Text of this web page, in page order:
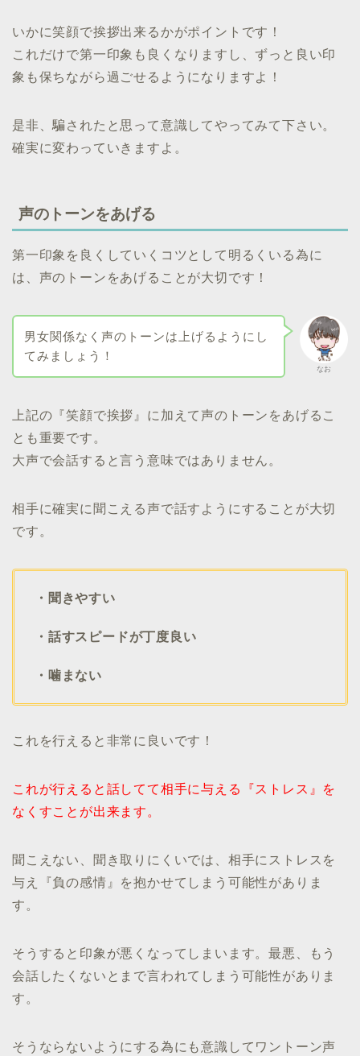
いかに笑顔で挨拶出来るかがポイントです！
これだけで第一印象も良くなりますし、ずっと良い印
象も保ちながら過ごせるようになりますよ！
是非、騙されたと思って意識してやってみて下さい。
確実に変わっていきますよ。
声のトーンをあげる
第一印象を良くしていくコツとして明るくいる為に
は、声のトーンをあげることが大切です！
なお
男女関係なく声のトーンは上げるようにし
てみましょう！
上記の『笑顔で挨拶』に加えて声のトーンをあげるこ
とも重要です。
大声で会話すると言う意味ではありません。
相手に確実に聞こえる声で話すようにすることが大切
です。
・聞きやすい
・話すスピードが丁度良い
・噛まない
これを行えると非常に良いです！
これが行えると話してて相手に与える『ストレス』を
なくすことが出来ます。
聞こえない、聞き取りにくいでは、相手にストレスを
与え『負の感情』を抱かせてしまう可能性がありま
す。
そうすると印象が悪くなってしまいます。最悪、もう
会話したくないとまで言われてしまう可能性がありま
す。
そうならないようにする為にも意識してワントーン声